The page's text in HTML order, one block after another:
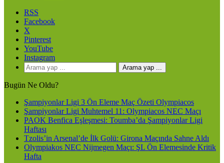
RSS
Facebook
X
Pinterest
YouTube
Instagram
Arama yap ...
Bugün Ne Oldu?
Şampiyonlar Ligi 3 Ön Eleme Maç Özeti Olympiacos
Şampiyonlar Ligi Muhtemel 11: Olympiacos NEC Maçı
PAOK Benfica Eşleşmesi: Toumba’da Şampiyonlar Ligi
Haftası
Tzolis’in Arsenal’de İlk Golü: Girona Maçında Sahne Aldı
Olympiakos NEC Nijmegen Maçı: ŞL Ön Elemesinde Kritik
Hafta